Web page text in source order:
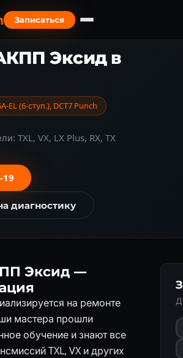
Записаться
› Exeed › Ремонт ГДТ
Эксид в
EL (6-ступ.), DCT7 Punch
TXL, VX, LX Plus, RX, TX
19
диагностику
Эксид —
на ремонте
мастера прошли
обучение и знают все
TXL, VX и других